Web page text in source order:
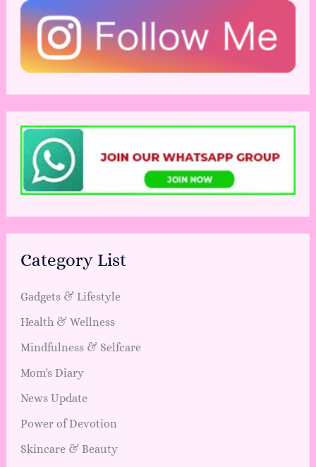
Category List
Gadgets & Lifestyle
Health & Wellness
Mindfulness & Selfcare
Mom's Diary
News Update
Power of Devotion
Skincare & Beauty